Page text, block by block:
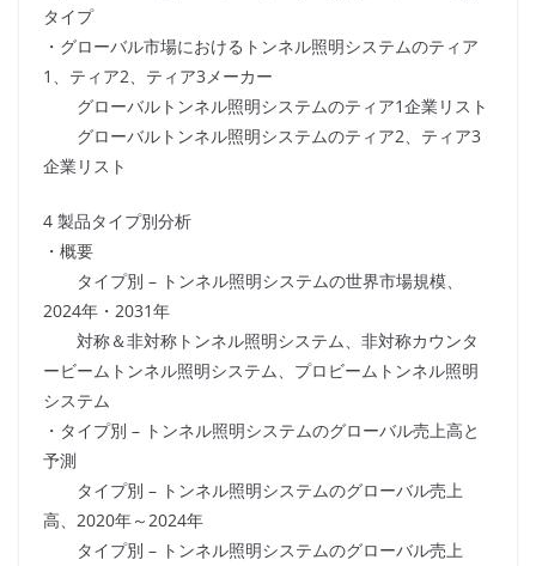
タイプ
・グローバル市場におけるトンネル照明システムのティア
1、ティア2、ティア3メーカー
グローバルトンネル照明システムのティア1企業リスト
グローバルトンネル照明システムのティア2、ティア3
企業リスト
4 製品タイプ別分析
・概要
タイプ別 – トンネル照明システムの世界市場規模、
2024年・2031年
対称＆非対称トンネル照明システム、非対称カウンタ
ービームトンネル照明システム、プロビームトンネル照明
システム
・タイプ別 – トンネル照明システムのグローバル売上高と
予測
タイプ別 – トンネル照明システムのグローバル売上
高、2020年～2024年
タイプ別 – トンネル照明システムのグローバル売上